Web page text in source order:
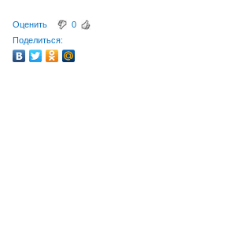
Оценить
0
Поделиться: